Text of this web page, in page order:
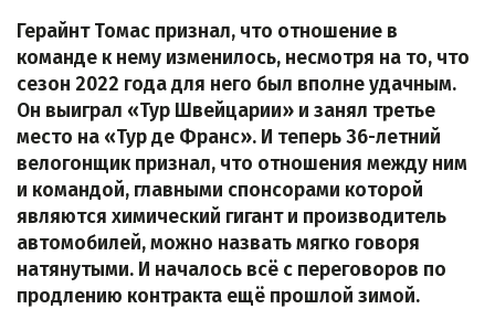
Герайнт Томас признал, что отношение в
команде к нему изменилось, несмотря на то, что
сезон 2022 года для него был вполне удачным.
Он выиграл «Тур Швейцарии» и занял третье
место на «Тур де Франс». И теперь 36-летний
велогонщик признал, что отношения между ним
и командой, главными спонсорами которой
являются химический гигант и производитель
автомобилей, можно назвать мягко говоря
натянутыми. И началось всё с переговоров по
продлению контракта ещё прошлой зимой.